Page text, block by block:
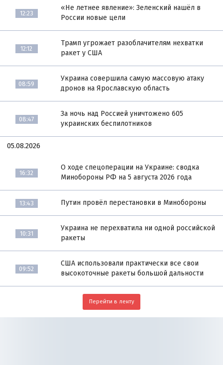
12:23
«Не летнее явление»: Зеленский нашёл в
России новые цели
12:12
Трамп угрожает разоблачителям нехватки
ракет у США
08:59
Украина совершила самую массовую атаку
дронов на Ярославскую область
08:47
За ночь над Россией уничтожено 605
украинских беспилотников
05.08.2026
16:32
О ходе спецоперации на Украине: сводка
Минобороны РФ на 5 августа 2026 года
13:43 Путин провёл перестановки в Минобороны
10:31
Украина не перехватила ни одной российской
ракеты
09:52
США использовали практически все свои
высокоточные ракеты большой дальности
Перейти в ленту